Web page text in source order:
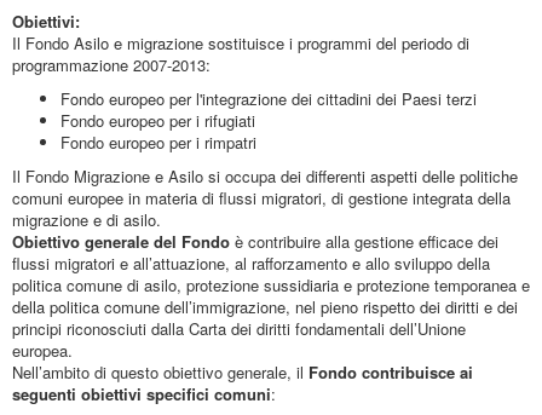
Obiettivi:
Il Fondo Asilo e migrazione sostituisce i programmi del periodo di
programmazione 2007-2013:
Fondo europeo per l'integrazione dei cittadini dei Paesi terzi
Fondo europeo per i rifugiati
Fondo europeo per i rimpatri
Il Fondo Migrazione e Asilo si occupa dei differenti aspetti delle politiche
comuni europee in materia di flussi migratori, di gestione integrata della
migrazione e di asilo.
Obiettivo generale del Fondo è contribuire alla gestione efficace dei
flussi migratori e all’attuazione, al rafforzamento e allo sviluppo della
politica comune di asilo, protezione sussidiaria e protezione temporanea e
della politica comune dell’immigrazione, nel pieno rispetto dei diritti e dei
principi riconosciuti dalla Carta dei diritti fondamentali dell’Unione
europea.
Nell’ambito di questo obiettivo generale, il Fondo contribuisce ai
seguenti obiettivi specifici comuni: